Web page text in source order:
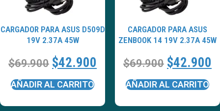
CARGADOR PARA ASUS D509D
19V 2.37A 45W
$69.900 $42.900
AÑADIR AL CARRITO
CARGADOR PARA ASUS
ZENBOOK 14 19V 2.37A 45W
$69.900 $42.900
AÑADIR AL CARRITO